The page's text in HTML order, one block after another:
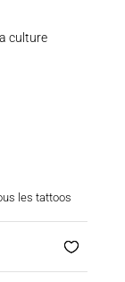
culture
les tattoos